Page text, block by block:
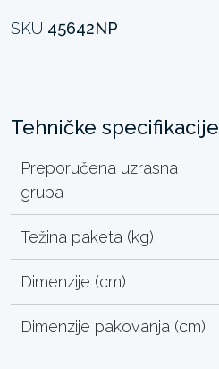
SKU 45642NP
Tehničke specifikacije
Preporučena uzrasna
grupa
Težina paketa (kg)
Dimenzije (cm)
Dimenzije pakovanja (cm)